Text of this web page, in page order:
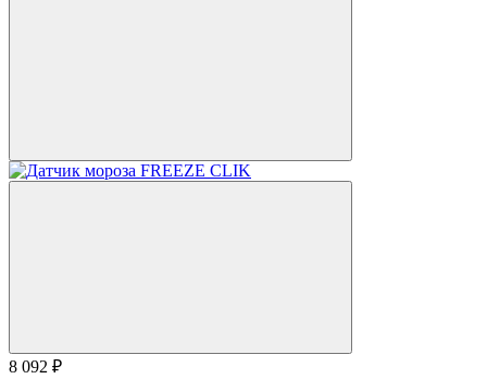
8 092 ₽